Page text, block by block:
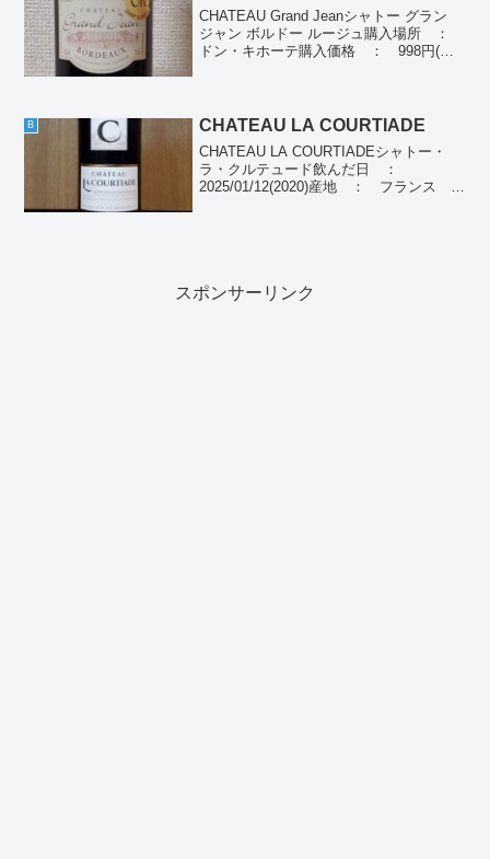
CHATEAU Grand Jeanシャトー グラン
ジャン ボルドー ルージュ購入場所 ：
ドン・キホーテ購入価格 ： 998円(税
B CHATEAU LA COURTIADE
CHATEAU LA COURTIADEシャトー・
ラ・クルテュード飲んだ日 ：
2025/01/12(2020)産地 ： フランス ボ
スポンサーリンク